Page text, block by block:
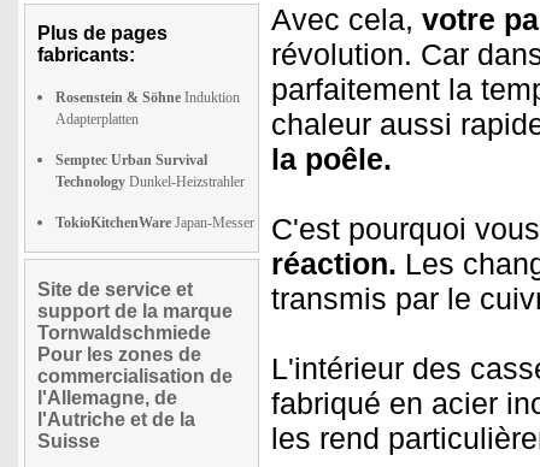
Plus de pages
fabricants:
Rosenstein & Söhne Induktion
Adapterplatten
Semptec Urban Survival
Technology Dunkel-Heizstrahler
TokioKitchenWare Japan-Messer
Site de service et
support de la marque
Tornwaldschmiede
Pour les zones de
commercialisation de
l'Allemagne, de
l'Autriche et de la
Suisse
Avec cela, votre
révolution. Car
parfaitement la
chaleur aussi
la poêle.
C'est pourquoi
réaction. Les
transmis par le
L'intérieur des
fabriqué en acier
les rend